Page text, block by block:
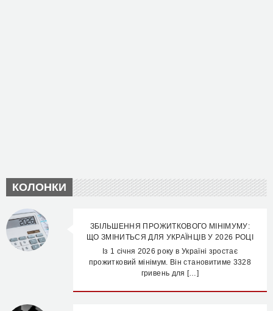
КОЛОНКИ
ЗБІЛЬШЕННЯ ПРОЖИТКОВОГО МІНІМУМУ:
ЩО ЗМІНИТЬСЯ ДЛЯ УКРАЇНЦІВ У 2026 РОЦІ
Із 1 січня 2026 року в Україні зростає
прожитковий мінімум. Він становитиме 3328
гривень для […]